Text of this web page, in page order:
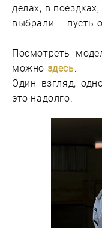
делах, в
выбрали — пусть
Посмотреть
можно здесь.
Один взгляд,
это надолго.